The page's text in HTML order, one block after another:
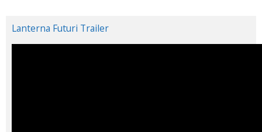
Lanterna Futuri Trailer